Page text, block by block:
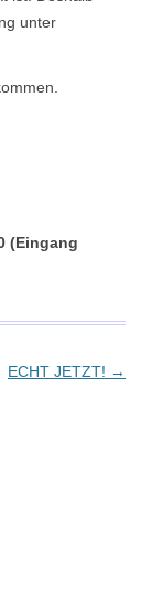
unter
(Eingang
ECHT JETZT! →